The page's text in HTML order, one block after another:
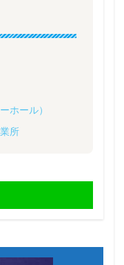
ホール）
所